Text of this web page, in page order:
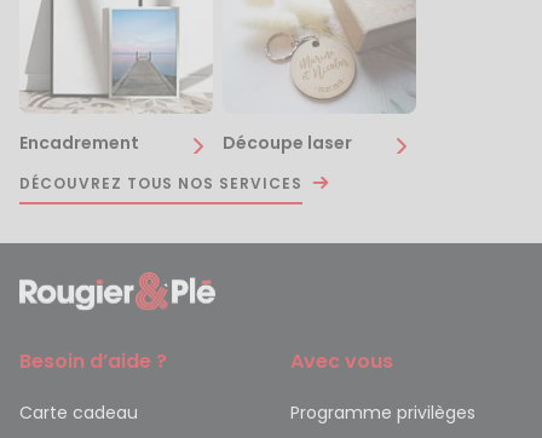
Encadrement Découpe laser
DÉCOUVREZ TOUS NOS SERVICES
Besoin d’aide ?
Carte cadeau
Avec vous
Programme privilèges